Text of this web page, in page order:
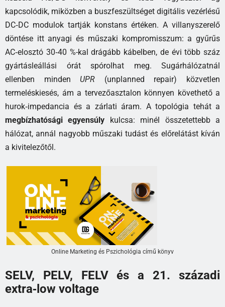
kapcsolódik, miközben a buszfeszültséget digitális vezérlésű
DC‑DC modulok tartják konstans értéken. A villanyszerelő
döntése itt anyagi és műszaki kompromisszum: a gyűrűs
AC‑elosztó 30‑40 %-kal drágább kábelben, de évi több száz
gyártásleállási órát spórolhat meg. Sugárhálózatnál
ellenben minden UPR (unplanned repair) közvetlen
termeléskiesés, ám a tervezőasztalon könnyen követhető a
hurok‑impedancia és a zárlati áram. A topológia tehát a
megbízhatósági egyensúly kulcsa: minél összetettebb a
hálózat, annál nagyobb műszaki tudást és előrelátást kíván
a kivitelezőtől.
Online Marketing és Pszichológia című könyv
SELV, PELV, FELV és a 21. századi
extra‑low voltage